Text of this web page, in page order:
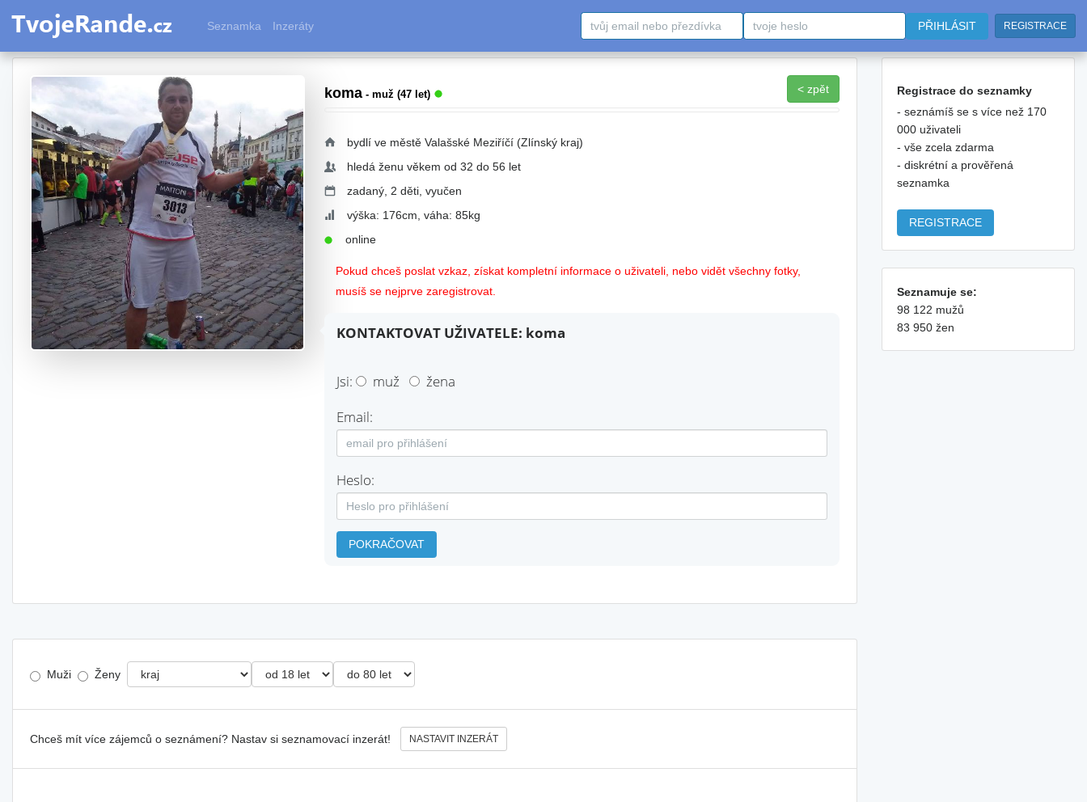
Seznamka Inzeráty PŘIHLÁSIT REGISTRACE
koma - muž (47 let) < zpět
bydlí ve městě Valašské Meziříčí (Zlínský kraj)
hledá ženu věkem od 32 do 56 let
zadaný, 2 děti, vyučen
výška: 176cm, váha: 85kg
online
Pokud chceš poslat vzkaz, získat kompletní informace o uživateli, nebo vidět všechny fotky,
musíš se nejprve zaregistrovat.
KONTAKTOVAT UŽIVATELE: koma
Jsi: muž
žena
Email:
Heslo:
POKRAČOVAT
Muži Ženy
Chceš mít více zájemců o seznámení? Nastav si seznamovací inzerát! NASTAVIT INZERÁT
Registrace do seznamky
- seznámíš se s více než 170
000 uživateli
- vše zcela zdarma
- diskrétní a prověřená
seznamka
REGISTRACE
Seznamuje se:
98 122 mužů
83 950 žen